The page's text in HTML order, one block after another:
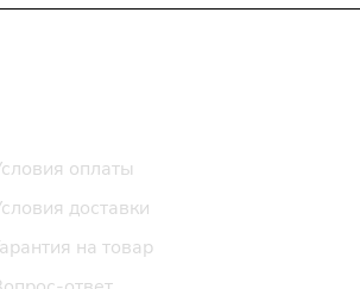
оплаты
доставки
на товар